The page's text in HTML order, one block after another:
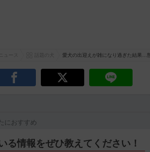
愛犬の出迎えが雑になり過ぎた結果…
におすすめ
る情報をぜひ教えてください！